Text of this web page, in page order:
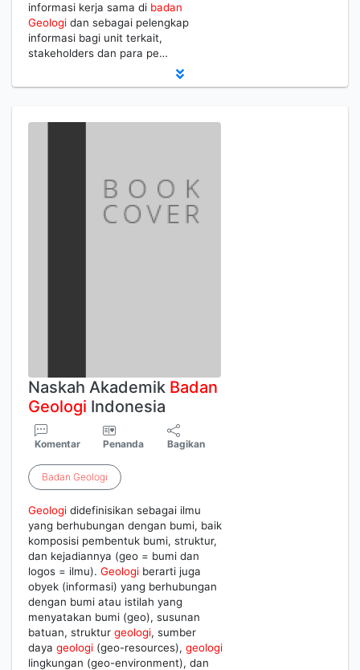
informasi kerja sama di badan
Geologi dan sebagai pelengkap
informasi bagi unit terkait,
stakeholders dan para pe…
Naskah Akademik Badan
Geologi Indonesia
Komentar Penanda Bagikan
Badan Geologi
Geologi didefinisikan sebagai ilmu
yang berhubungan dengan bumi, baik
komposisi pembentuk bumi, struktur,
dan kejadiannya (geo = bumi dan
logos = ilmu). Geologi berarti juga
obyek (informasi) yang berhubungan
dengan bumi atau istilah yang
menyatakan bumi (geo), susunan
batuan, struktur geologi, sumber
daya geologi (geo-resources), geologi
lingkungan (geo-environment), dan